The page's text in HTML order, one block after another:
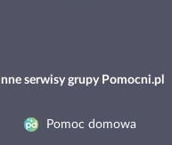
Inne serwisy grupy Pomocni.pl
Pomoc domowa